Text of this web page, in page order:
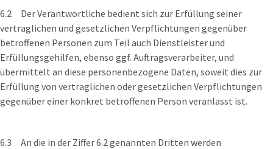
6.2 Der Verantwortliche bedient sich zur Erfüllung seiner
vertraglichen und gesetzlichen Verpflichtungen gegenüber
betroffenen Personen zum Teil auch Dienstleister und
Erfüllungsgehilfen, ebenso ggf. Auftragsverarbeiter, und
übermittelt an diese personenbezogene Daten, soweit dies zur
Erfüllung von vertraglichen oder gesetzlichen Verpflichtungen
gegenüber einer konkret betroffenen Person veranlasst ist.
6.3 An die in der Ziffer 6.2 genannten Dritten werden